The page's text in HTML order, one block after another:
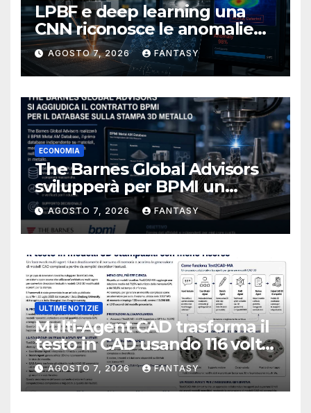
LPBF e deep learning una
CNN riconosce le anomalie
del bagno di fusione
AGOSTO 7, 2026 FANTASY
ECONOMIA
The Barnes Global Advisors
svilupperà per BPMI un
database per la stampa 3D
metallica destinata alla filiera
navale statunitense
AGOSTO 7, 2026 FANTASY
ULTIME NOTIZIE
Multi-Agent CAD trasforma il
testo in CAD usando 116 volte
meno token
AGOSTO 7, 2026 FANTASY